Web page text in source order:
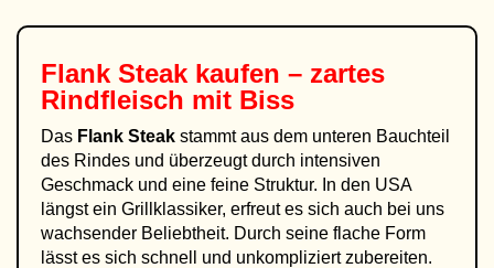
Flank Steak kaufen – zartes
Rindfleisch mit Biss
Das Flank Steak stammt aus dem unteren Bauchteil
des Rindes und überzeugt durch intensiven
Geschmack und eine feine Struktur. In den USA
längst ein Grillklassiker, erfreut es sich auch bei uns
wachsender Beliebtheit. Durch seine flache Form
lässt es sich schnell und unkompliziert zubereiten.